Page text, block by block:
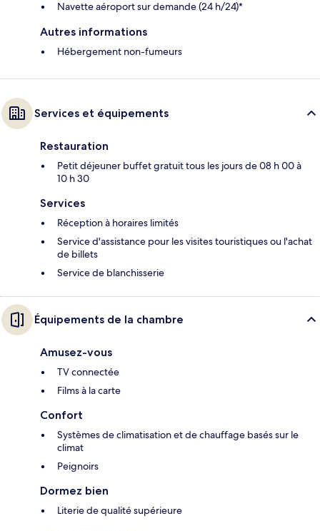
Navette aéroport sur demande (24 h/24)*
Autres informations
Hébergement non-fumeurs
Services et équipements
Restauration
Petit déjeuner buffet gratuit tous les jours de 08 h 00 à
10 h 30
Services
Réception à horaires limités
Service d'assistance pour les visites touristiques ou l'achat
de billets
Service de blanchisserie
Équipements de la chambre
Amusez-vous
TV connectée
Films à la carte
Confort
Systèmes de climatisation et de chauffage basés sur le
climat
Peignoirs
Dormez bien
Literie de qualité supérieure